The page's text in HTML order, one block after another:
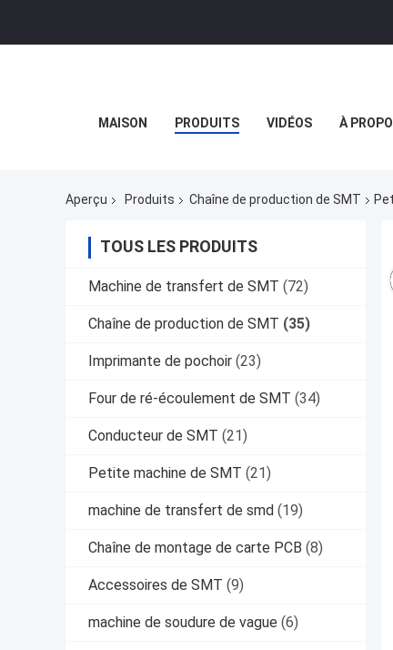
MAISON PRODUITS VIDÉOS À
Aperçu Produits Chaîne de production de SMT
TOUS LES PRODUITS
Machine de transfert de SMT (72)
Chaîne de production de SMT (35)
Imprimante de pochoir (23)
Four de ré-écoulement de SMT (34)
Conducteur de SMT (21)
Petite machine de SMT (21)
machine de transfert de smd (19)
Chaîne de montage de carte PCB (8)
Accessoires de SMT (9)
machine de soudure de vague (6)